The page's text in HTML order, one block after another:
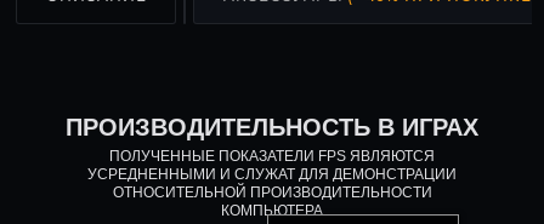
ПРОИЗВОДИТЕЛЬНОСТЬ В ИГРАХ
ПОЛУЧЕННЫЕ ПОКАЗАТЕЛИ FPS ЯВЛЯЮТСЯ
УСРЕДНЕННЫМИ И СЛУЖАТ ДЛЯ ДЕМОНСТРАЦИИ
ОТНОСИТЕЛЬНОЙ ПРОИЗВОДИТЕЛЬНОСТИ
КОМПЬЮТЕРА